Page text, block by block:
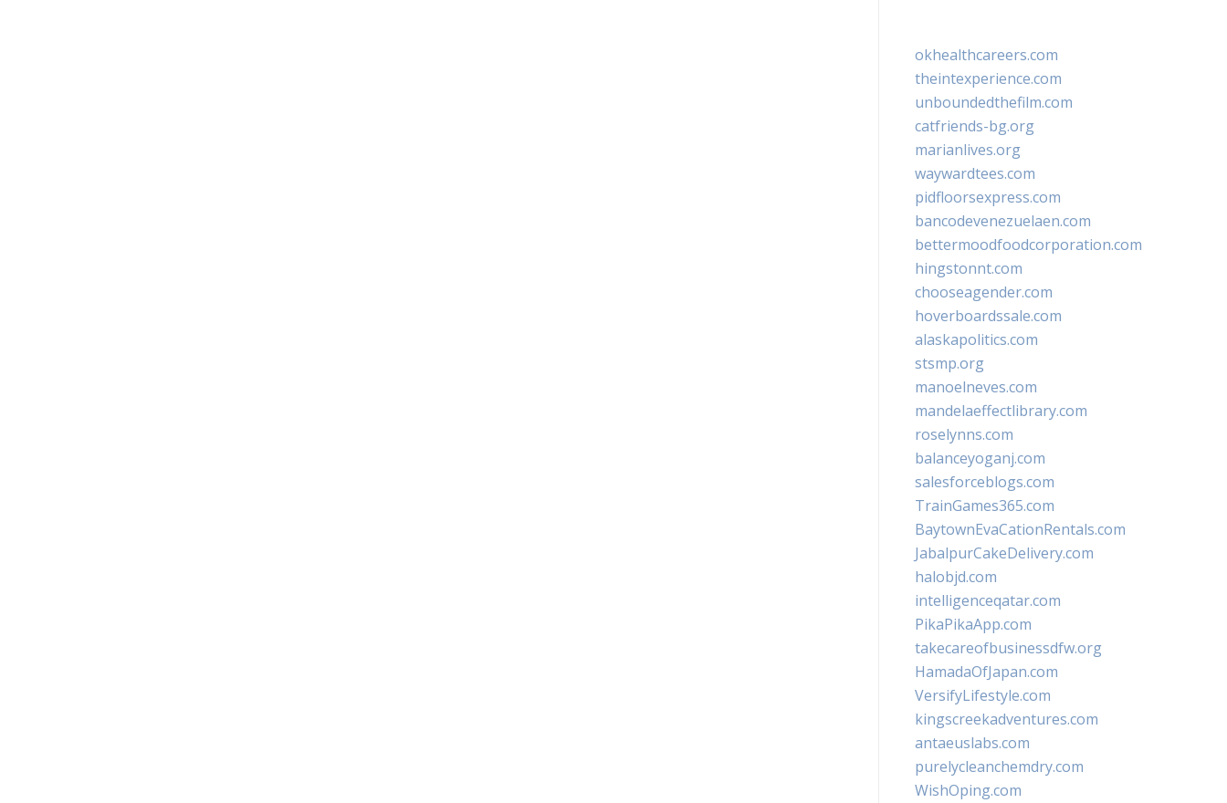
okhealthcareers.com
theintexperience.com
unboundedthefilm.com
catfriends-bg.org
marianlives.org
waywardtees.com
pidfloorsexpress.com
bancodevenezuelaen.com
bettermoodfoodcorporation.com
hingstonnt.com
chooseagender.com
hoverboardssale.com
alaskapolitics.com
stsmp.org
manoelneves.com
mandelaeffectlibrary.com
roselynns.com
balanceyoganj.com
salesforceblogs.com
TrainGames365.com
BaytownEvaCationRentals.com
JabalpurCakeDelivery.com
halobjd.com
intelligenceqatar.com
PikaPikaApp.com
takecareofbusinessdfw.org
HamadaOfJapan.com
VersifyLifestyle.com
kingscreekadventures.com
antaeuslabs.com
purelycleanchemdry.com
WishOping.com